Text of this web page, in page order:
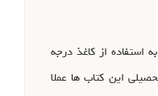
استفاده از کاغذ درجه
این کتاب ها عملا